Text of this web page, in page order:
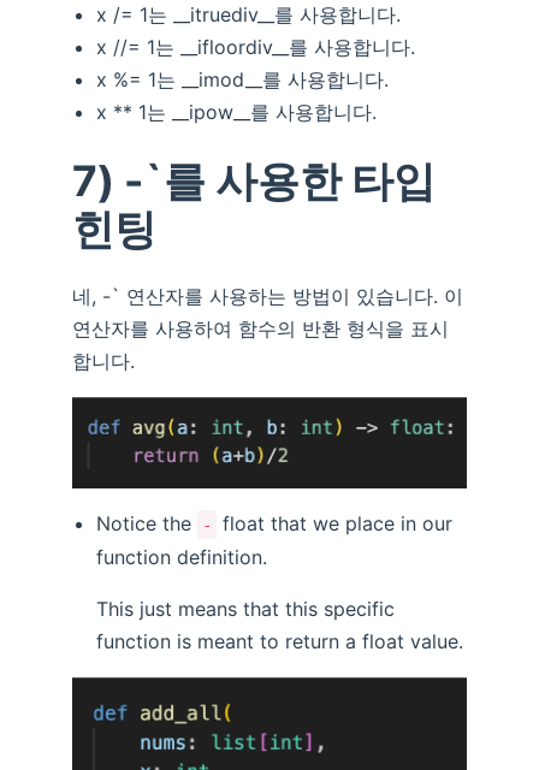
x /= 1는 __itruediv__를 사용합니다.
x //= 1는 __ifloordiv__를 사용합니다.
x %= 1는 __imod__를 사용합니다.
x ** 1는 __ipow__를 사용합니다.
7) -`를 사용한 타입
힌팅
네, -` 연산자를 사용하는 방법이 있습니다. 이
연산자를 사용하여 함수의 반환 형식을 표시
합니다.
Notice the -
float that we place in our
function definition.
This just means that this specific
function is meant to return a float value.